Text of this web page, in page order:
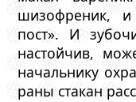
шизофреник,
пост». И
настойчив,
начальнику
раны стакан